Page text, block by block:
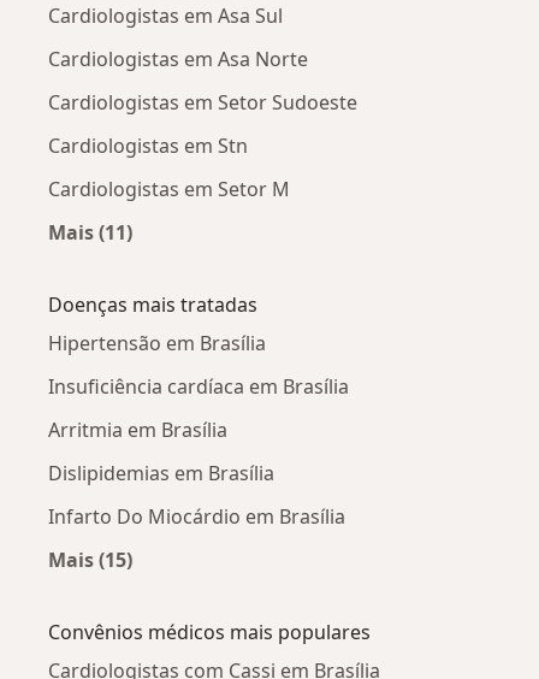
Cardiologistas em Asa Sul
Cardiologistas em Asa Norte
Cardiologistas em Setor Sudoeste
Cardiologistas em Stn
Cardiologistas em Setor M
Mais (11)
Doenças mais tratadas
Hipertensão em Brasília
Insuficiência cardíaca em Brasília
Arritmia em Brasília
Dislipidemias em Brasília
Infarto Do Miocárdio em Brasília
Mais (15)
Convênios médicos mais populares
Cardiologistas com Cassi em Brasília